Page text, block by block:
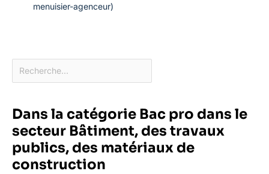
menuisier-agenceur)
Dans la catégorie Bac pro dans le
secteur Bâtiment, des travaux
publics, des matériaux de
construction